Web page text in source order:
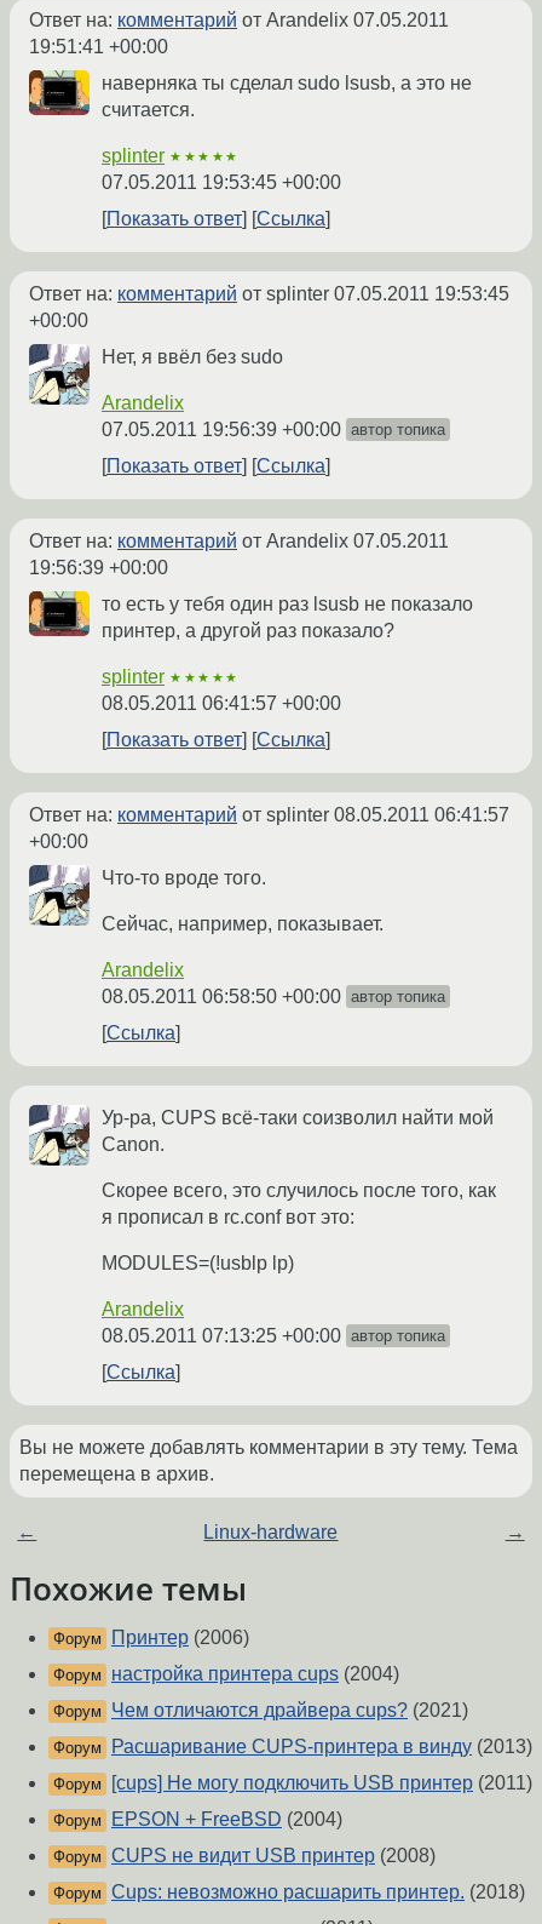
Ответ на: комментарий от Arandelix 07.05.2011
19:51:41 +00:00
наверняка ты сделал sudo lsusb, а это не
считается.
splinter ★★★★★
07.05.2011 19:53:45 +00:00
Показать ответ
Ссылка
Ответ на: комментарий от splinter 07.05.2011 19:53:45
+00:00
Нет, я ввёл без sudo
Arandelix
07.05.2011 19:56:39 +00:00 автор топика
Показать ответ Ссылка
Ответ на: комментарий от Arandelix 07.05.2011
19:56:39 +00:00
то есть у тебя один раз lsusb не показало
принтер, а другой раз показало?
splinter ★★★★★
08.05.2011 06:41:57 +00:00
Показать ответ
Ссылка
Ответ на: комментарий от splinter 08.05.2011 06:41:57
+00:00
Что-то вроде того.
Сейчас, например, показывает.
Arandelix
08.05.2011 06:58:50 +00:00 автор топика
Ссылка
Ур-ра, CUPS всё-таки соизволил найти мой
Canon.
Скорее всего, это случилось после того, как
я прописал в rc.conf вот это:
MODULES=(!usblp lp)
Arandelix
08.05.2011 07:13:25 +00:00 автор топика
Ссылка
Вы не можете добавлять комментарии в эту тему. Тема
перемещена в архив.
← Linux-hardware →
Похожие темы
Форум Принтер (2006)
Форум настройка принтера cups (2004)
Форум Чем отличаются драйвера cups? (2021)
Форум Расшаривание CUPS-принтера в винду (2013)
Форум [cups] Не могу подключить USB принтер (2011)
Форум EPSON + FreeBSD (2004)
Форум CUPS не видит USB принтер (2008)
Форум Cups: невозможно расшарить принтер. (2018)